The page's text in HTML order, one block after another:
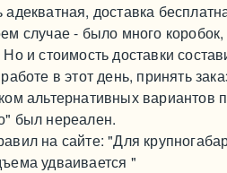
доставка
случае - было много
и стоимость доставки
в этот день, принять
альтернативных вариантов
был нереален.
на сайте: "Для
удваивается "